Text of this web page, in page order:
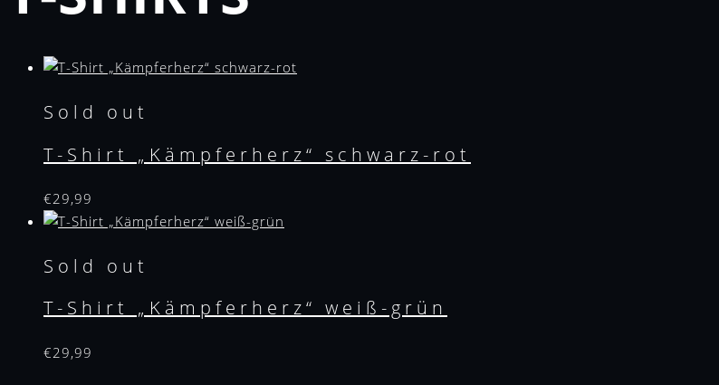
Sold out
T-Shirt „Kämpferherz“ schwarz-rot
€29,99
Sold out
T-Shirt „Kämpferherz“ weiß-grün
€29,99